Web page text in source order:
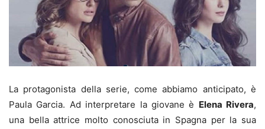
La protagonista della serie, come abbiamo anticipato, è
Paula Garcia. Ad interpretare la giovane è Elena Rivera,
una bella attrice molto conosciuta in Spagna per la sua